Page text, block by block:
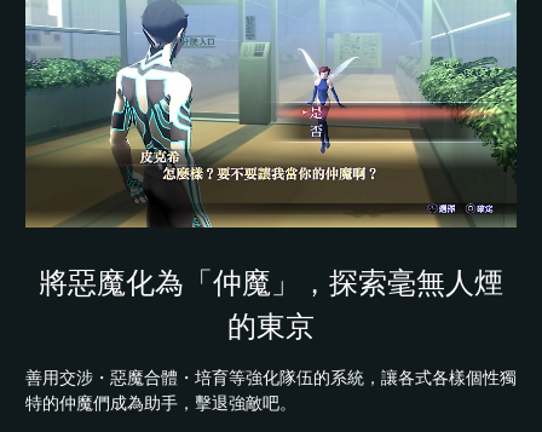
將惡魔化為「仲魔」，探索毫無人煙
的東京
善用交涉・惡魔合體・培育等強化隊伍的系統，讓各式各樣個性獨
特的仲魔們成為助手，擊退強敵吧。